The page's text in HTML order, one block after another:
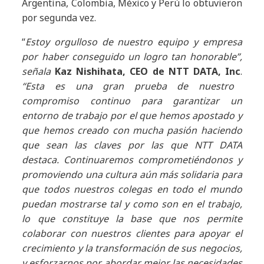
Argentina, Colombia, México y Perú lo obtuvieron
por segunda vez.
“Estoy orgulloso de nuestro equipo y empresa
por haber conseguido un logro tan honorable”,
señala Kaz Nishihata, CEO de NTT DATA, Inc.
“Esta es una gran prueba de nuestro
compromiso continuo para garantizar un
entorno de trabajo por el que hemos apostado y
que hemos creado con mucha pasión haciendo
que sean las claves por las que NTT DATA
destaca. Continuaremos comprometiéndonos y
promoviendo una cultura aún más solidaria para
que todos nuestros colegas en todo el mundo
puedan mostrarse tal y como son en el trabajo,
lo que constituye la base que nos permite
colaborar con nuestros clientes para apoyar el
crecimiento y la transformación de sus negocios,